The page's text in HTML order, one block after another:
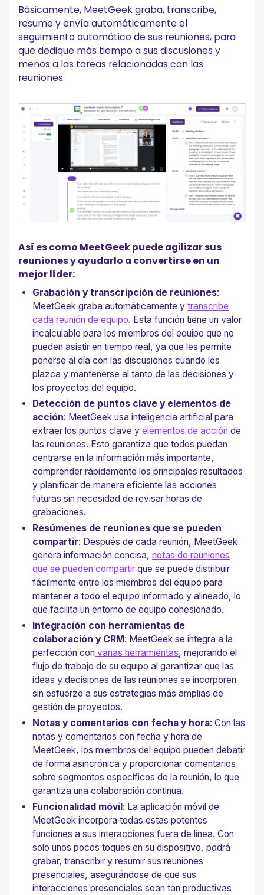
Básicamente, MeetGeek graba, transcribe,
resume y envía automáticamente el
seguimiento automático de sus reuniones, para
que dedique más tiempo a sus discusiones y
menos a las tareas relacionadas con las
reuniones.
Así es como MeetGeek puede agilizar sus
reuniones y ayudarlo a convertirse en un
mejor líder:
Grabación y transcripción de reuniones:
MeetGeek graba automáticamente ytranscribe
cada reunión de equipo. Esta función tiene un valor
incalculable para los miembros del equipo que no
pueden asistir en tiempo real, ya que les permite
ponerse al día con las discusiones cuando les
plazca y mantenerse al tanto de las decisiones y
los proyectos del equipo.
Detección de puntos clave y elementos de
acción: MeetGeek usa inteligencia artificial para
extraer los puntos clave yelementos de acción de
las reuniones. Esto garantiza que todos puedan
centrarse en la información más importante,
comprender rápidamente los principales resultados
y planificar de manera eficiente las acciones
futuras sin necesidad de revisar horas de
grabaciones.
Resúmenes de reuniones que se pueden
compartir: Después de cada reunión, MeetGeek
genera información concisa,notas de reuniones
que se pueden compartir que se puede distribuir
fácilmente entre los miembros del equipo para
mantener a todo el equipo informado y alineado, lo
que facilita un entorno de equipo cohesionado.
Integración con herramientas de
colaboración y CRM: MeetGeek se integra a la
perfección con varias herramientas, mejorando el
flujo de trabajo de su equipo al garantizar que las
ideas y decisiones de las reuniones se incorporen
sin esfuerzo a sus estrategias más amplias de
gestión de proyectos.
Notas y comentarios con fecha y hora: Con las
notas y comentarios con fecha y hora de
MeetGeek, los miembros del equipo pueden debatir
de forma asincrónica y proporcionar comentarios
sobre segmentos específicos de la reunión, lo que
garantiza una colaboración continua.
Funcionalidad móvil: La aplicación móvil de
MeetGeek incorpora todas estas potentes
funciones a sus interacciones fuera de línea. Con
solo unos pocos toques en su dispositivo, podrá
grabar, transcribir y resumir sus reuniones
presenciales, asegurándose de que sus
interacciones presenciales sean tan productivas